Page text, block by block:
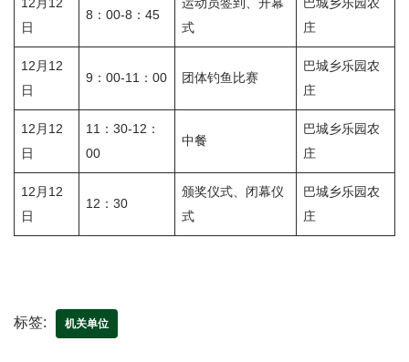
日
8：00-8：45
式
庄
12月12
日
9：00-11：00 团体钓鱼比赛
巴城乡乐园农
庄
12月12
日
11：30-12：
00
中餐
巴城乡乐园农
庄
12月12
日
12：30
颁奖仪式、闭幕仪
式
巴城乡乐园农
庄
标签: 机关单位